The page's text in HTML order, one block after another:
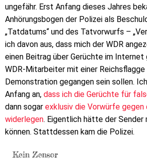
ungefähr. Erst Anfang dieses Jahres
Anhörungsbogen der Polizei als
„Tatdatums“ und des Tatvorwurfs –
ich davon aus, dass mich der WDR
einen Beitrag über Gerüchte im Internet
WDR-Mitarbeiter mit einer Reichsflagge
Demonstration gegangen sein sollen.
Anfang an, dass ich die Gerüchte für
dann sogar exklusiv die Vorwürfe gegen
widerlegen. Eigentlich hätte der Sender
können. Stattdessen kam die Polizei.
Kein Zensor